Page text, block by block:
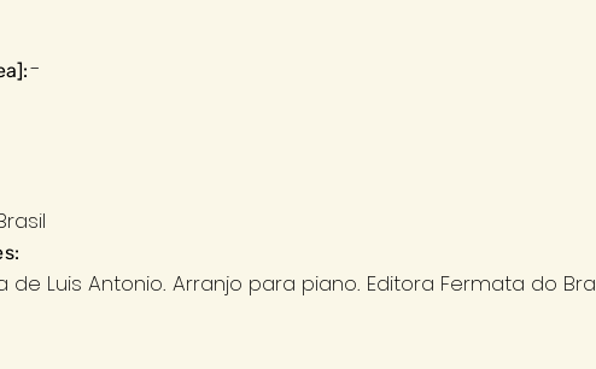
-
Luis Antonio. Arranjo para piano. Editora Fermata do